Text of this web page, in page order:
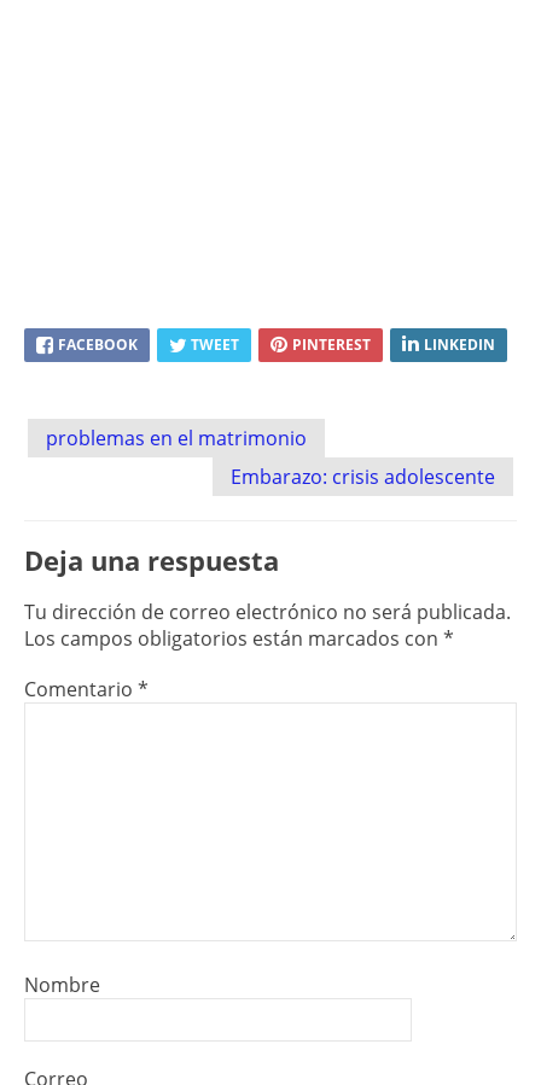
FACEBOOK TWEET PINTEREST LINKEDIN
Post
navigation
problemas en el matrimonio
Embarazo: crisis adolescente
Deja una respuesta
Tu dirección de correo electrónico no será publicada.
Los campos obligatorios están marcados con *
Comentario *
Nombre
Correo